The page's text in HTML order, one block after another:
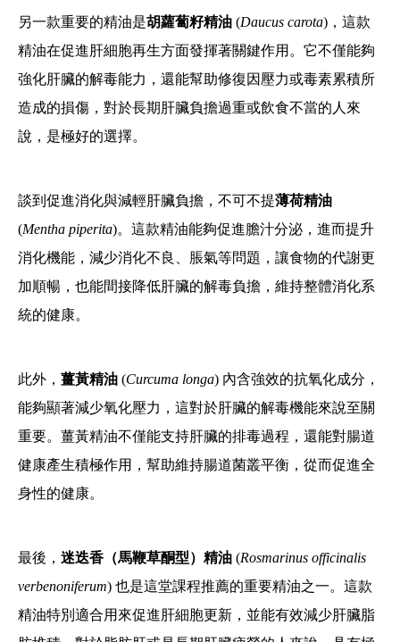
另一款重要的精油是胡蘿蔔籽精油 (Daucus carota)，這款
精油在促進肝細胞再生方面發揮著關鍵作用。它不僅能夠
強化肝臟的解毒能力，還能幫助修復因壓力或毒素累積所
造成的損傷，對於長期肝臟負擔過重或飲食不當的人來
說，是極好的選擇。
談到促進消化與減輕肝臟負擔，不可不提薄荷精油
(Mentha piperita)。這款精油能夠促進膽汁分泌，進而提升
消化機能，減少消化不良、脹氣等問題，讓食物的代謝更
加順暢，也能間接降低肝臟的解毒負擔，維持整體消化系
統的健康。
此外， 薑黃精油 (Curcuma longa) 內含強效的抗氧化成分，
能夠顯著減少氧化壓力，這對於肝臟的解毒機能來說至關
重要。薑黃精油不僅能支持肝臟的排毒過程，還能對腸道
健康產生積極作用，幫助維持腸道菌叢平衡，從而促進全
身性的健康。
最後， 迷迭香（馬鞭草酮型）精油 (Rosmarinus officinalis
verbenoniferum) 也是這堂課程推薦的重要精油之一。這款
精油特別適合用來促進肝細胞更新，並能有效減少肝臟脂